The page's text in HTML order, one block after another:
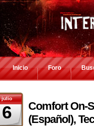
Inicio Foro
julio
6
Comfort On-
(Español),